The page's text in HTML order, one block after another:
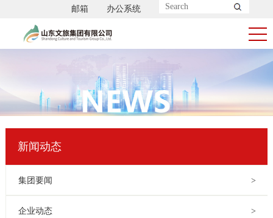
办公系统
邮箱
新闻动态
集团要闻 >
企业动态 >